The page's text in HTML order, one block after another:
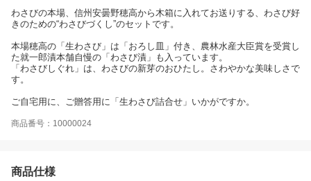
わさびの本場、信州安曇野穂高から木箱に入れてお送りする、わさび好
きのための“わさびづくし”のセットです。
本場穂高の「生わさび」は「おろし皿」付き、農林水産大臣賞を受賞し
た就一郎漬本舗自慢の「わさび漬」も入っています。
「わさびしぐれ」は、わさびの新芽のおひたし。さわやかな美味しさで
す。
ご自宅用に、ご贈答用に「生わさび詰合せ」いかがですか。
商品番号：10000024
商品仕様